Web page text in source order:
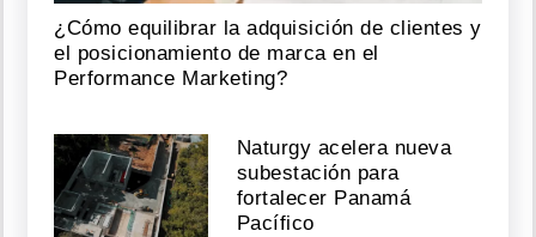
¿Cómo equilibrar la adquisición de clientes y
el posicionamiento de marca en el
Performance Marketing?
Naturgy acelera nueva
subestación para
fortalecer Panamá
Pacífico